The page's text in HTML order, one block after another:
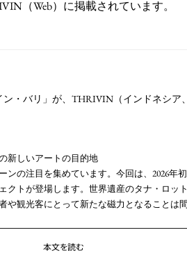
（Web）に掲載されています。
・バリ」が、THRIVIN（インドネシア
新しいアートの目的地
の注目を集めています。今回は、2026年
クトが登場します。世界遺産のタナ・ロッ
観光客にとって新たな磁力となることは間
本文を読む